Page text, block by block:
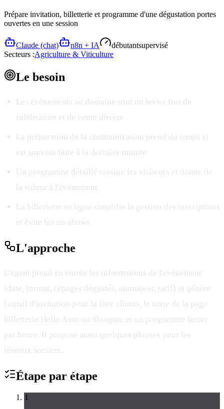
Prépare invitation, billetterie et programme d'une dégustation portes
ouvertes en une session
Claude (chat) n8n + IA débutantsupervisé
Secteurs :Agriculture & Viticulture
Le besoin
Les événements au domaine sont un levier fort de
fidélisation et de vente directe
La préparation de la communication prend du temps et
est souvent faite à la dernière minute
Un programme détaillé rassure les visiteurs et donne de
la valeur à l'événement
La billetterie en ligne simplifie la gestion des inscriptions
et évite les no-shows
L'approche
L'agent prend en entrée les informations de l'événement
(date, format, cépages dégustés, animateur, tarif) et génère
l'email d'invitation pour la liste clients, le texte de la page
billetterie Hello Asso ou Shotgun, et un programme heure
par heure. Il propose aussi quelques phrases pour les
réseaux sociaux.
Étape par étape
1